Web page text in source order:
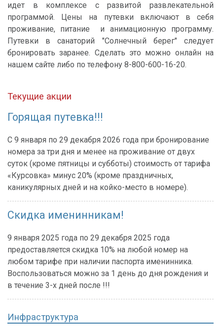
идет в комплексе с развитой развлекательной
программой. Цены на путевки включают в себя
проживание, питание и анимационную программу.
Путевки в санаторий "Солнечный берег" следует
бронировать заранее. Сделать это можно онлайн на
нашем сайте либо по телефону 8-800-600-16-20.
Текущие акции
Горящая путевка!!!
С 9 января по 29 декабря 2026 года при бронирование
номера за три дня и менее на проживание от двух
суток (кроме пятницы и субботы) стоимость от тарифа
«Курсовка» минус 20% (кроме праздничных,
каникулярных дней и на койко-место в номере).
Скидка именинникам!
9 января 2025 года по 29 декабря 2025 года
предоставляется скидка 10% на любой номер на
любом тарифе при наличии паспорта именинника.
Воспользоваться можно за 1 день до дня рождения и
в течение 3-х дней после !!!
Инфраструктура